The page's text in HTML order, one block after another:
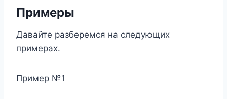
Примеры
Давайте разберемся на следующих
примерах.
Пример №1